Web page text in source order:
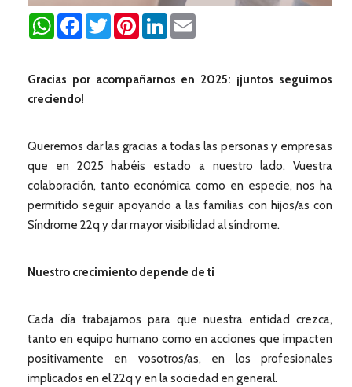
WhatsAppFacebookTwitterPinterestLinkedIn
Gracias por acompañarnos en 2025: ¡juntos seguimos
creciendo!
Queremos dar las gracias a todas las personas y empresas
que en 2025 habéis estado a nuestro lado. Vuestra
colaboración, tanto económica como en especie, nos ha
permitido seguir apoyando a las familias con hijos/as con
Síndrome 22q y dar mayor visibilidad al síndrome.
Nuestro crecimiento depende de ti
Cada día trabajamos para que nuestra entidad crezca,
tanto en equipo humano como en acciones que impacten
positivamente en vosotros/as, en los profesionales
implicados en el 22q y en la sociedad en general.